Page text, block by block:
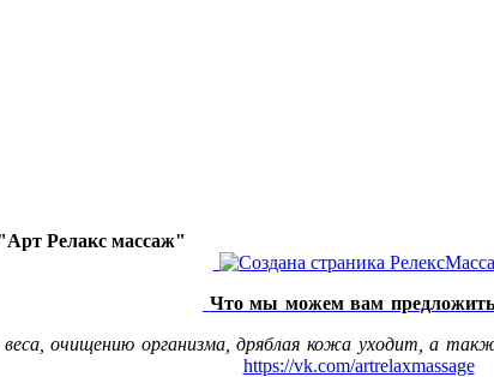
Релакс массаж"
Что мы можем вам
очищению организма, дряблая кожа уходит, а
https://vk.com/artrelaxmassage